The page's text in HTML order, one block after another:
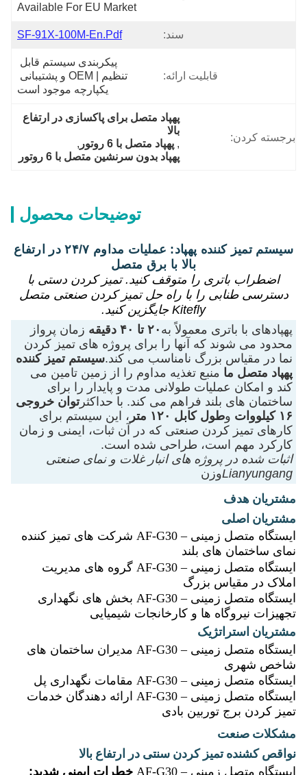
Available For EU Market
سند: SF-91X-100M-En.pdf
قابلیت ارائه:
یکپارچه موجود است
برجسته کردن:
بالا
, پهپاد متصل با 6 روتور
,
پهپاد بدون سرنشین متصل با 6 روتور
توضیحات محصول
سیستم تمیز کننده پهپاد: عملیات مداوم ۲۴/۷ در ارتفاع
بالا با برق متصل
اضطراب باتری را متوقف کنید. تمیز کردن دستی با
دسترسی طنابی را با راه حل تمیز کردن صنعتی متصل
Kitefly جایگزین کنید.
پهپادهای با باتری معمولاً به ۲۰ تا ۴۰ دقیقه
زمان پرواز
محدود می شوند که آنها را برای پروژه های تمیز کردن
نما در مقیاس بزرگ نامناسب می کند.سیستم تمیز کننده
پهپاد متصل ما منبع تغذیه مداوم را از زمین تامین می
کند و امکان عملیات طولانی مدت و پایدار را برای
ساختمان های بلند فراهم می کند. با حداکثرتوان خروجی
۱۶ کیلووات
وطول کابل ۱۲۰ متر
، این سیستم برای
کارهای تمیز کردن صنعتی که در آن ثبات، ایمنی و زمان
کارکرد مهم است، طراحی شده است.
اثبات شده در پروژه های انبار غلات و نمای صنعتی
Lianyungangوزن
مشتریان هدف
مشتریان اصلی
ایستگاه متصل زمینی – AF-G30
شرکت های تمیز کننده
نمای ساختمان های بلند
ایستگاه متصل زمینی – AF-G30
گروه های مدیریت
املاک در مقیاس بزرگ
ایستگاه متصل زمینی – AF-G30
بخش های نگهداری
تجهیزات نیروگاه ها و کارخانجات شیمیایی
مشتریان استراتژیک
ایستگاه متصل زمینی – AF-G30
مدیران ساختمان های
شاخص شهری
ایستگاه متصل زمینی – AF-G30
مقامات نگهداری پل
ایستگاه متصل زمینی – AF-G30
ارائه دهندگان خدمات
تمیز کردن برج توربین بادی
مشکلات صنعت
نواقص کشنده تمیز کردن سنتی در ارتفاع بالا
ایستگاه متصل زمینی – AF-G30 خطرات ایمنی شدید: